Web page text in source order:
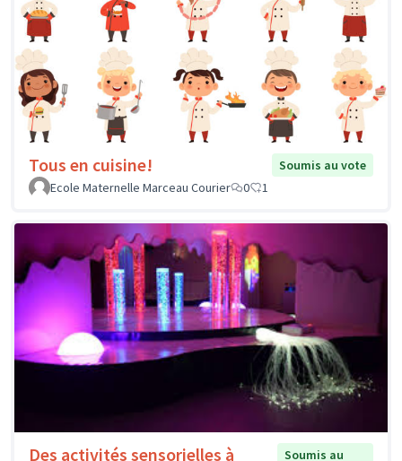
Tous en cuisine!
Soumis au vote
Ecole Maternelle Marceau Courier
0 1
Des activités sensorielles à
Soumis au